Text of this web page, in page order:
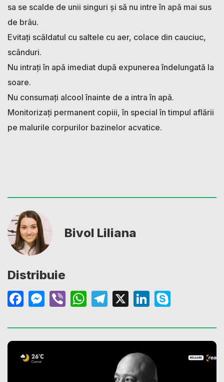
sa se scalde de unii singuri și să nu intre în apă mai sus
de brâu.
Evitați scăldatul cu saltele cu aer, colace din cauciuc,
scânduri.
Nu intrați în apă imediat după expunerea îndelungată la
soare.
Nu consumați alcool înainte de a intra în apă.
Monitorizați permanent copiii, în special în timpul aflării
pe malurile corpurilor bazinelor acvatice.
Bivol Liliana
Distribuie
Facebook
Messenger
ViberWhatsApp
Telegram
X LinkedIn